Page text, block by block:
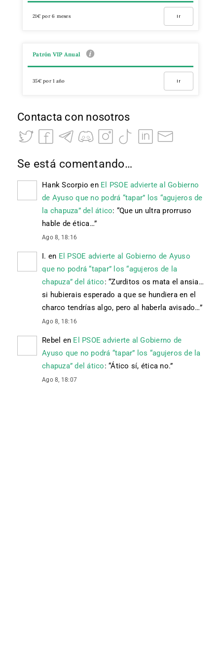
21€ por 6 meses Ir
Patrón VIP Anual
35€ por 1 año Ir
Contacta con nosotros
Se está comentando…
Hank Scorpio en El PSOE advierte al Gobierno
de Ayuso que no podrá “tapar” los “agujeros de
la chapuza” del ático: “Que un ultra prorruso
hable de ética…”
Ago 8, 18:16
I. en El PSOE advierte al Gobierno de Ayuso
que no podrá “tapar” los “agujeros de la
chapuza” del ático: “Zurditos os mata el ansia…
si hubierais esperado a que se hundiera en el
charco tendrías algo, pero al haberla avisado…”
Ago 8, 18:16
Rebel en El PSOE advierte al Gobierno de
Ayuso que no podrá “tapar” los “agujeros de la
chapuza” del ático: “Ático sí, ética no.”
Ago 8, 18:07